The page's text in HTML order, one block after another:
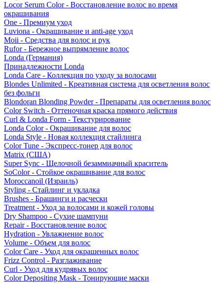
Locor Serum Color - Восстановление волос во время
окрашивания
One - Премиум уход
Luviona - Окрашивание и anti-age уход
Moii - Средства для волос и рук
Rufor - Бережное выпрямление волос
Londa (Германия)
Принадлежности Londa
Londa Care - Коллекция по уходу за волосами
Blondes Unlimited - Креативная система для осветления волос
без фольги
Blondoran Blonding Powder - Препараты для осветления волос
Color Switch - Оттеночная краска прямого действия
Curl & Londa Form - Текстурирование
Londa Color - Окрашивание для волос
Londa Style - Новая коллекция стайлинга
Color Tune - Экспресс-тонер для волос
Matrix (США)
Super Sync - Щелочной безаммиачный краситель
SoColor - Стойкое окрашивание для волос
Moroccanoil (Израиль)
Styling - Стайлинг и укладка
Brushes - Брашинги и расчески
Treatment - Уход за волосами и кожей головы
Dry Shampoo - Сухие шампуни
Repair - Восстановление волос
Hydration - Увлажнение волос
Volume - Объем для волос
Color Care - Уход для окрашенных волос
Frizz Control - Разглаживание
Curl - Уход для кудрявых волос
Color Depositing Mask - Тонирующие маски